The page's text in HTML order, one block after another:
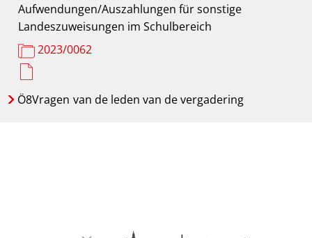
Aufwendungen/Auszahlungen für sonstige
Landeszuweisungen im Schulbereich
2023/0062
Ö8Vragen van de leden van de vergadering